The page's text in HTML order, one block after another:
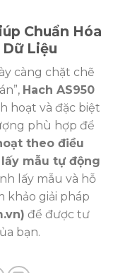
Chuẩn Hóa
Liệu
càng chặt chẽ
Hach AS950
hoạt và đặc biệt
phù hợp để
theo điều
mẫu tự động
lấy mẫu và hỗ
khảo giải pháp
để được tư
bạn.